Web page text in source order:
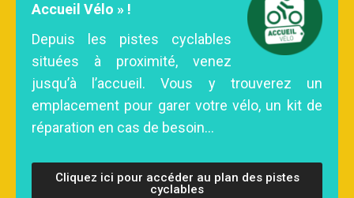
Accueil Vélo » !
Depuis les pistes cyclables
situées à proximité, venez
jusqu’à l’accueil. Vous y trouverez un
emplacement pour garer votre vélo, un kit de
réparation en cas de besoin…
Cliquez ici pour accéder au plan des pistes
cyclables